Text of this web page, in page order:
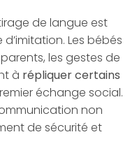
de langue est
Les bébés
les gestes de
à répliquer certains
échange social.
non
de sécurité et